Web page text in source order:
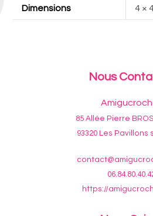
Dimensions 4 ×
Nous
85 Allée Pierre
93320 Les Pavillons
https://